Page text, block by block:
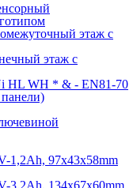
этаж с
этаж с
HL WH * & - EN81-70
1,2Ah, 97х43х58mm
3.2Ah, 134x67x60mm